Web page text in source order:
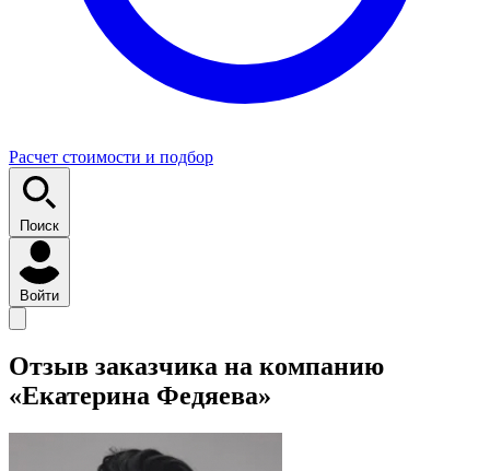
Расчет стоимости и подбор
Поиск
Войти
Отзыв заказчика на компанию
«Екатерина Федяева»